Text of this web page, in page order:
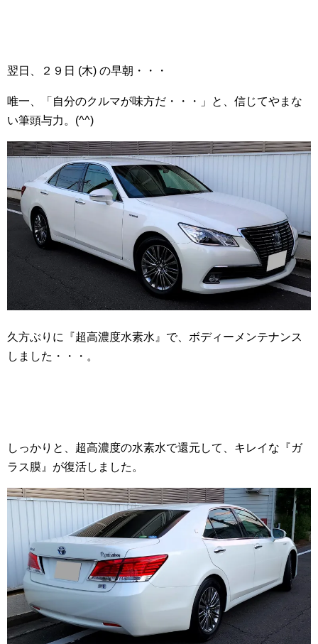
翌日、２９日 (木) の早朝・・・
唯一、「自分のクルマが味方だ・・・」と、信じてやまな
い筆頭与力。(^^)
久方ぶりに『超高濃度水素水』で、ボディーメンテナンス
しました・・・。
しっかりと、超高濃度の水素水で還元して、キレイな『ガ
ラス膜』が復活しました。